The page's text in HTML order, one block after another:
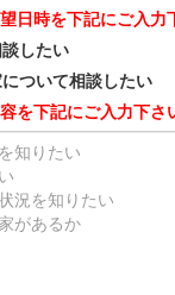
日時を下記にご入力
したい
ついて相談したい
を下記にご入力下さ